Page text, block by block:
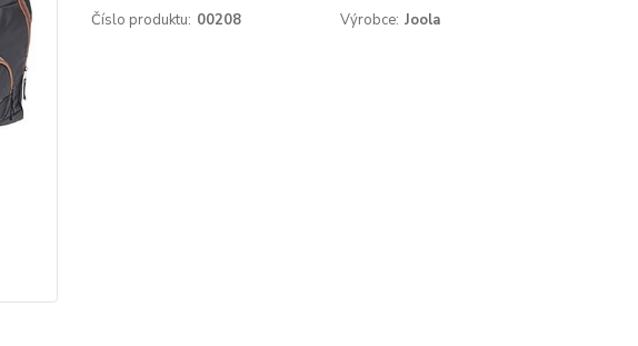
Číslo produktu: 00208 Výrobce: Joola